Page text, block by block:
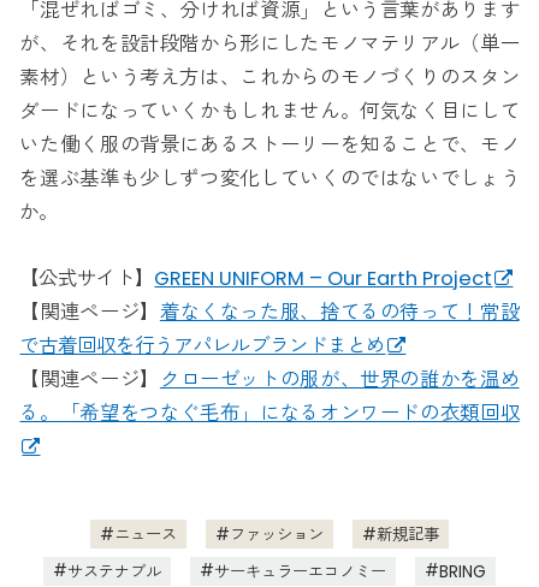
「混ぜればゴミ、分ければ資源」という言葉があります
が、それを設計段階から形にしたモノマテリアル（単一
素材）という考え方は、これからのモノづくりのスタン
ダードになっていくかもしれません。何気なく目にして
いた働く服の背景にあるストーリーを知ることで、モノ
を選ぶ基準も少しずつ変化していくのではないでしょう
か。
【公式サイト】 GREEN UNIFORM – Our Earth Project
【関連ページ】 着なくなった服、捨てるの待って！常設
で古着回収を行うアパレルブランドまとめ
【関連ページ】 クローゼットの服が、世界の誰かを温め
る。「希望をつなぐ毛布」になるオンワードの衣類回収
ニュース ファッション
新規記事
サステナブル
サーキュラーエコノミー
BRING